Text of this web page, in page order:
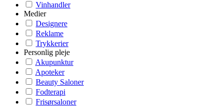
Vinhandler
Medier
Designere
Reklame
Trykkerier
Personlig pleje
Akupunktur
Apoteker
Beauty Saloner
Fodterapi
Frisørsaloner